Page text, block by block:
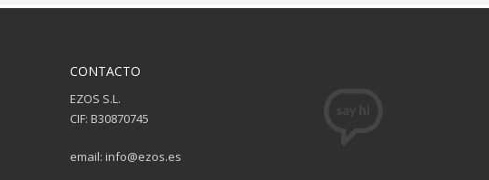
CONTACTO
EZOS S.L.
CIF: B30870745
email: info@ezos.es